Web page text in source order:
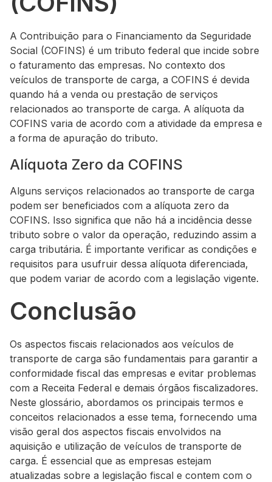
A Contribuição para o Financiamento da Seguridade
Social (COFINS) é um tributo federal que incide sobre
o faturamento das empresas. No contexto dos
veículos de transporte de carga, a COFINS é devida
quando há a venda ou prestação de serviços
relacionados ao transporte de carga. A alíquota da
COFINS varia de acordo com a atividade da empresa e
a forma de apuração do tributo.
Alíquota Zero da COFINS
Alguns serviços relacionados ao transporte de carga
podem ser beneficiados com a alíquota zero da
COFINS. Isso significa que não há a incidência desse
tributo sobre o valor da operação, reduzindo assim a
carga tributária. É importante verificar as condições e
requisitos para usufruir dessa alíquota diferenciada,
que podem variar de acordo com a legislação vigente.
Conclusão
Os aspectos fiscais relacionados aos veículos de
transporte de carga são fundamentais para garantir a
conformidade fiscal das empresas e evitar problemas
com a Receita Federal e demais órgãos fiscalizadores.
Neste glossário, abordamos os principais termos e
conceitos relacionados a esse tema, fornecendo uma
visão geral dos aspectos fiscais envolvidos na
aquisição e utilização de veículos de transporte de
carga. É essencial que as empresas estejam
atualizadas sobre a legislação fiscal e contem com o